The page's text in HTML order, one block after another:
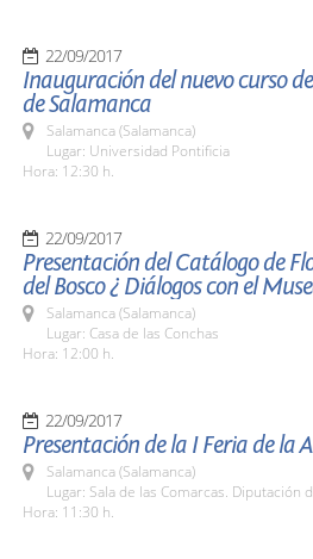
22/09/2017
Inauguración del nuevo curso
de Salamanca
Salamanca (Salamanca)
Lugar: Universidad Pontificia
Hora: 12:30 h.
22/09/2017
Presentación del Catálogo de
del Bosco ¿ Diálogos con el
Salamanca (Salamanca)
Lugar: Casa de las Conchas
Hora: 12:00 h.
22/09/2017
Presentación de la I Feria de la
Salamanca (Salamanca)
Lugar: Sala de las Comarcas. Diputación
Hora: 11:30 h.